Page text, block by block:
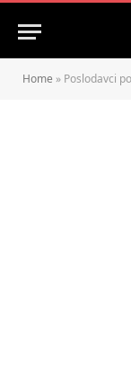
Home » Poslodavci